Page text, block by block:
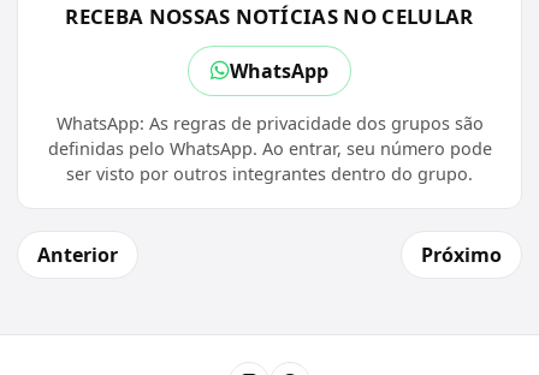
RECEBA NOSSAS NOTÍCIAS NO CELULAR
WhatsApp
WhatsApp: As regras de privacidade dos grupos são
definidas pelo WhatsApp. Ao entrar, seu número pode
ser visto por outros integrantes dentro do grupo.
Anterior Próximo